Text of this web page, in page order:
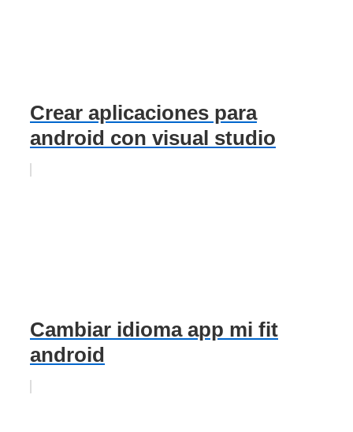
Crear aplicaciones para
android con visual studio
Cambiar idioma app mi fit
android